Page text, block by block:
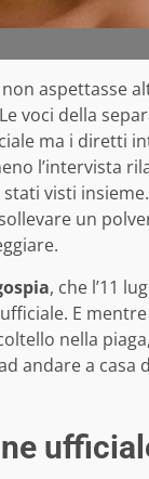
aspettasse
voci della
ma i diretti
l’intervista
visti
un
, che l’11
E
nella
andare a casa